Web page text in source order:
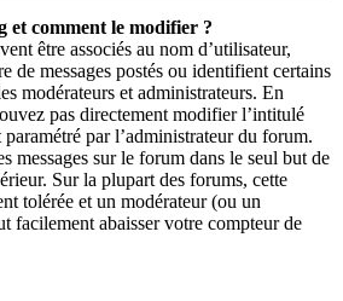
et comment le modifier ?
être associés au nom d’utilisateur,
de messages postés ou identifient certains
modérateurs et administrateurs. En
pas directement modifier l’intitulé
paramétré par l’administrateur du forum.
messages sur le forum dans le seul but de
Sur la plupart des forums, cette
tolérée et un modérateur (ou un
facilement abaisser votre compteur de